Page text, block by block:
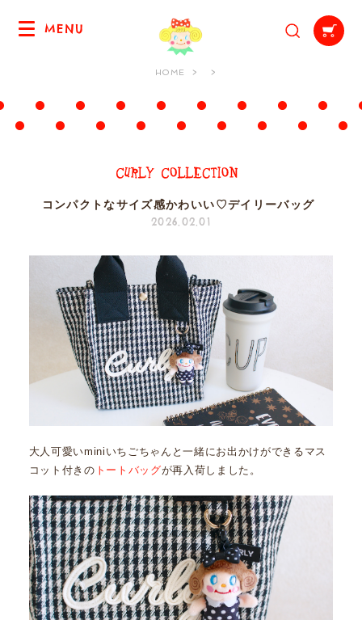
MENU
HOME
コンパクトなサイズ感かわいい♡デイリーバッグ
2026.02.01
大人可愛いminiいちごちゃんと一緒にお出かけができるマス
コット付きの トートバッグが再入荷しました。